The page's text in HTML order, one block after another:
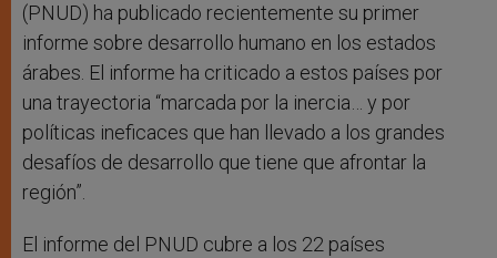
(PNUD) ha publicado recientemente su primer
informe sobre desarrollo humano en los estados
árabes. El informe ha criticado a estos países por
una trayectoria “marcada por la inercia… y por
políticas ineficaces que han llevado a los grandes
desafíos de desarrollo que tiene que afrontar la
región”.
El informe del PNUD cubre a los 22 países